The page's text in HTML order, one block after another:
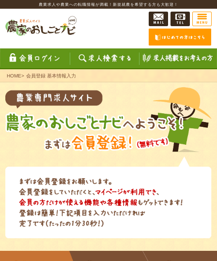
農業求人や農業への転職情報が満載！新規就農を希望する方も大歓迎！
HOME> 会員登録 基本情報入力